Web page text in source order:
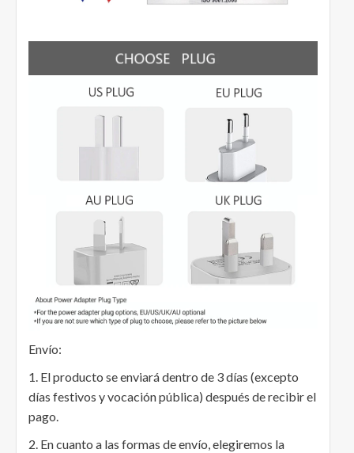
Envío:
1. El producto se enviará dentro de 3 días (excepto
días festivos y vocación pública) después de recibir el
pago.
2. En cuanto a las formas de envío, elegiremos la